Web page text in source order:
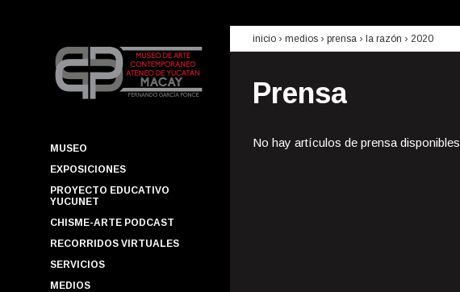
MUSEO
EXPOSICIONES
PROYECTO EDUCATIVO
YUCUNET
CHISME-ARTE PODCAST
RECORRIDOS VIRTUALES
SERVICIOS
MEDIOS
inicio › medios › prensa › la razón › 2020
Prensa
No hay artículos de prensa disponibles